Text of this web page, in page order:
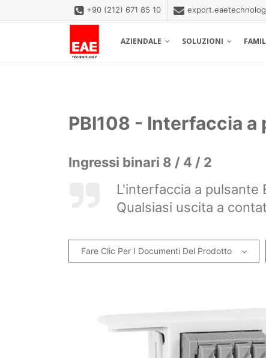
+90 (212) 671 85 10
AZIENDALE SOLUZIONI
PBI108 - Interfaccia a
Ingressi binari 8 / 4 / 2
L'interfaccia a pulsante
Qualsiasi uscita a
Fare Clic Per I Documenti Del Prodotto